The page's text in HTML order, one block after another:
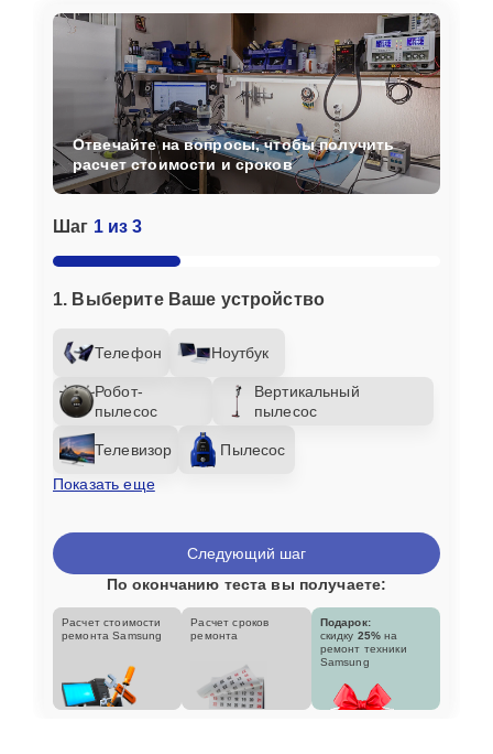
Шаг 1 из 3
1. Выберите Ваше устройство
Телефон Ноутбук
Робот-
пылесос
Вертикальный
пылесос
Телевизор
Пылесос
Показать еще
Отвечайте на вопросы, чтобы получить
расчет стоимости и сроков
Следующий шаг
По окончанию теста вы получаете:
Расчет стоимости
ремонта Samsung
Расчет сроков
ремонта
Подарок:
скидку 25% на
ремонт техники
Samsung